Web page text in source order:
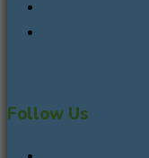
Follow Us